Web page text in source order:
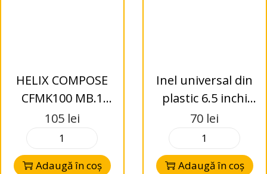
HELIX COMPOSE
CFMK100 MB.1
inele adaptoare
Mercedes Benz
105 lei
Adaugă în coș
Inel universal din
plastic 6.5 inchi
pentru difuzor
70 lei
Adaugă în coș